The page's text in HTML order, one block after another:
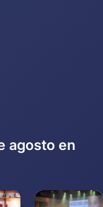
agosto en